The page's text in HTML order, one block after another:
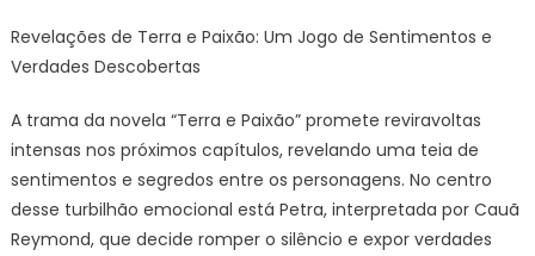
Caio
sabotou
o
carro
de
Daniel
Revelações de Terra e Paixão: Um Jogo de Sentimentos e
Verdades Descobertas
A trama da novela “Terra e Paixão” promete reviravoltas
intensas nos próximos capítulos, revelando uma teia de
sentimentos e segredos entre os personagens. No centro
desse turbilhão emocional está Petra, interpretada por Cauã
Reymond, que decide romper o silêncio e expor verdades